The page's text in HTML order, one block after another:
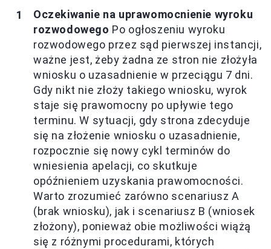
Oczekiwanie na uprawomocnienie wyroku
rozwodowego Po ogłoszeniu wyroku
rozwodowego przez sąd pierwszej instancji,
ważne jest, żeby żadna ze stron nie złożyła
wniosku o uzasadnienie w przeciągu 7 dni.
Gdy nikt nie złoży takiego wniosku, wyrok
staje się prawomocny po upływie tego
terminu. W sytuacji, gdy strona zdecyduje
się na złożenie wniosku o uzasadnienie,
rozpocznie się nowy cykl terminów do
wniesienia apelacji, co skutkuje
opóźnieniem uzyskania prawomocności.
Warto zrozumieć zarówno scenariusz A
(brak wniosku), jak i scenariusz B (wniosek
złożony), ponieważ obie możliwości wiążą
się z różnymi procedurami, których